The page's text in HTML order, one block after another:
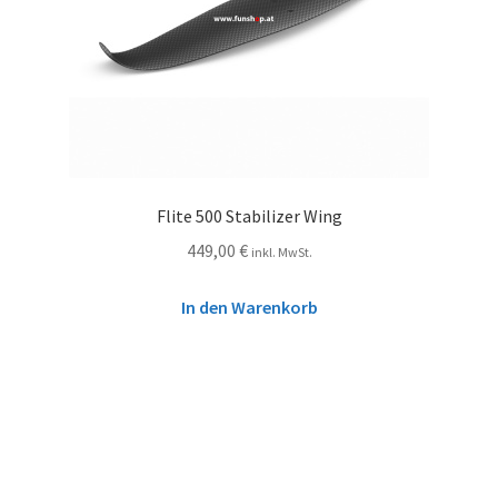
Flite 500 Stabilizer Wing
449,00 € inkl. MwSt.
In den Warenkorb